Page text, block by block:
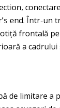
,
end. Într-un
frontală
a cadrului
de limitare a